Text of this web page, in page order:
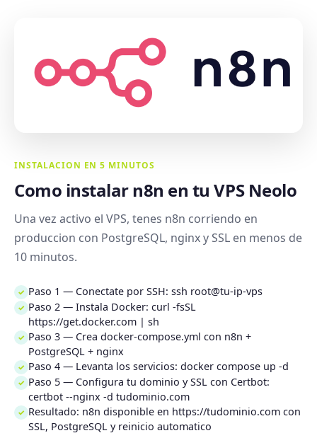
INSTALACION EN 5 MINUTOS
Como instalar n8n en tu VPS Neolo
Una vez activo el VPS, tenes n8n corriendo en
produccion con PostgreSQL, nginx y SSL en menos de
10 minutos.
✓ Paso 1 — Conectate por SSH: ssh root@tu-ip-vps
✓ Paso 2 — Instala Docker: curl -fsSL
https://get.docker.com | sh
✓ Paso 3 — Crea docker-compose.yml con n8n +
PostgreSQL + nginx
✓ Paso 4 — Levanta los servicios: docker compose up -d
✓ Paso 5 — Configura tu dominio y SSL con Certbot:
certbot --nginx -d tudominio.com
✓ Resultado: n8n disponible en https://tudominio.com con
SSL, PostgreSQL y reinicio automatico